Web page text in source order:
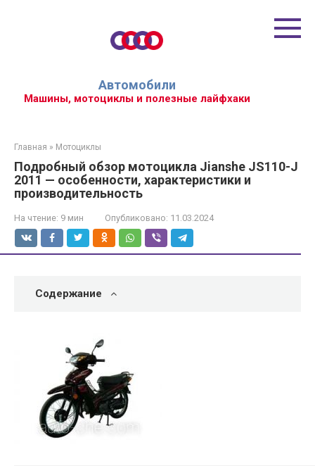
Автомобили
Машины, мотоциклы и полезные лайфхаки
Главная » Мотоциклы
Подробный обзор мотоцикла Jianshe JS110-J
2011 — особенности, характеристики и
производительность
На чтение: 9 мин Опубликовано: 11.03.2024
Содержание